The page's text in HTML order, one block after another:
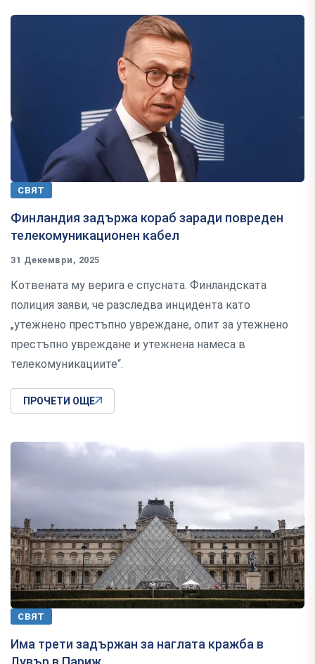
СВЯТ
Финландия задържа кораб заради повреден
телекомуникационен кабел
31 Декември, 2025
Котвената му верига е спусната. Финландската
полиция заяви, че разследва инцидента като
„утежнено престъпно увреждане, опит за утежнено
престъпно увреждане и утежнена намеса в
телекомуникациите“.
ПРОЧЕТИ ОЩЕ
СВЯТ
Има трети задържан за наглата кражба в